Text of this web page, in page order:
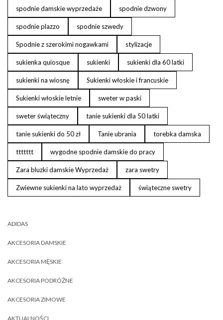
spodnie damskie wyprzedaże spodnie dzwony
spodnie plazzo spodnie szwedy
Spodnie z szerokimi nogawkami stylizacje
sukienka quiosque sukienki sukienki dla 60 latki
sukienki na wiosnę Sukienki włoskie i francuskie
Sukienki włoskie letnie sweter w paski
sweter świąteczny tanie sukienki dla 50 latki
tanie sukienki do 50 zł Tanie ubrania torebka damska
ttttttt wygodne spodnie damskie do pracy
Zara bluzki damskie Wyprzedaż zara swetry
Zwiewne sukienki na lato wyprzedaż świąteczne swetry
ADIDAS
AKCESORIA DAMSKIE
AKCESORIA MĘSKIE
AKCESORIA PODRÓŻNE
AKCESORIA ZIMOWE
AKTUALNOŚCI